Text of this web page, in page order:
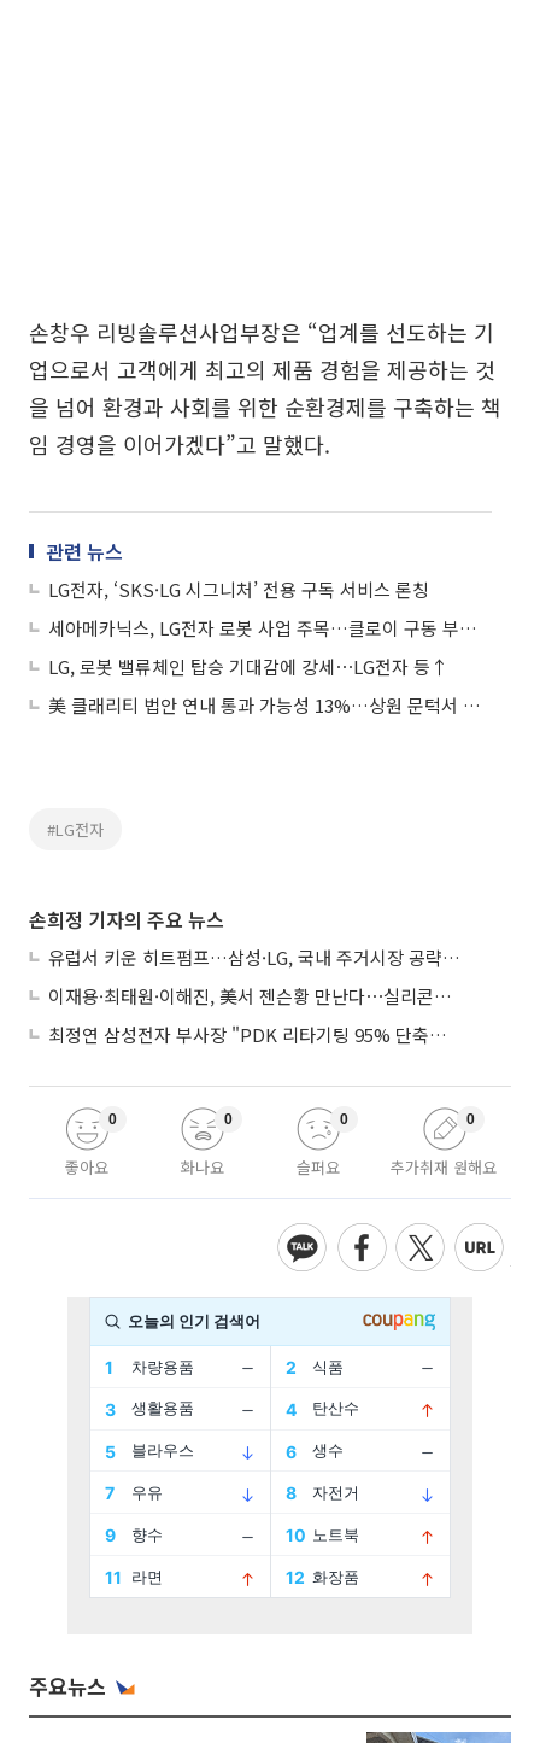
손창우 리빙솔루션사업부장은 “업계를 선도하는 기
업으로서 고객에게 최고의 제품 경험을 제공하는 것
을 넘어 환경과 사회를 위한 순환경제를 구축하는 책
임 경영을 이어가겠다”고 말했다.
관련 뉴스
LG전자, ‘SKS·LG 시그니처’ 전용 구독 서비스 론칭
세아메카닉스, LG전자 로봇 사업 주목…클로이 구동 부품 공급 이력 부각에 상승세
LG, 로봇 밸류체인 탑승 기대감에 강세⋯LG전자 등↑
美 클래리티 법안 연내 통과 가능성 13%…상원 문턱서 제동
#LG전자
손희정 기자의 주요 뉴스
유럽서 키운 히트펌프…삼성·LG, 국내 주거시장 공략 ‘속도’
이재용·최태원·이해진, 美서 젠슨황 만난다⋯실리콘밸리 집결하는 AI리더
최정연 삼성전자 부사장 "PDK 리타기팅 95% 단축…에이전트 AI 시범 활용"
좋아요
0
화나요
0
슬퍼요
0
추가취재 원해요
0
주요뉴스